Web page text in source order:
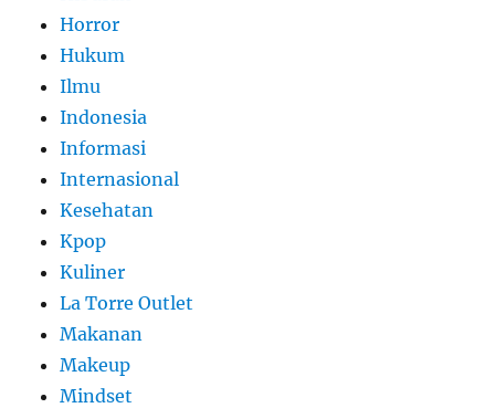
Horror
Hukum
Ilmu
Indonesia
Informasi
Internasional
Kesehatan
Kpop
Kuliner
La Torre Outlet
Makanan
Makeup
Mindset